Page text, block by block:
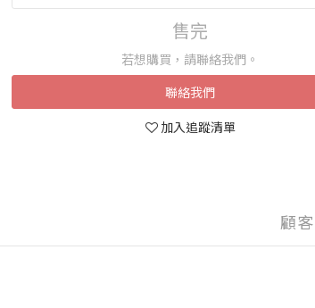
售完
若想購買，請聯絡我們。
聯絡我們
加入追蹤清單
顧